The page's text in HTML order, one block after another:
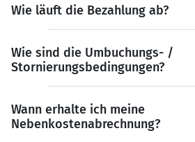
Wie läuft die Bezahlung ab?
Wie sind die Umbuchungs- /
Stornierungsbedingungen?
Wann erhalte ich meine
Nebenkostenabrechnung?